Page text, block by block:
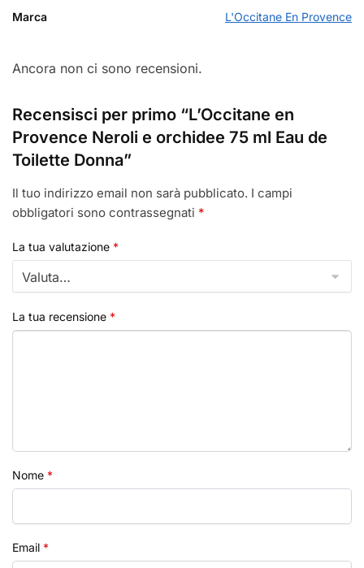
Marca L'Occitane En Provence
Ancora non ci sono recensioni.
Recensisci per primo “L’Occitane en
Provence Neroli e orchidee 75 ml Eau de
Toilette Donna”
Il tuo indirizzo email non sarà pubblicato. I campi
obbligatori sono contrassegnati *
La tua valutazione *
La tua recensione *
Nome *
Email *